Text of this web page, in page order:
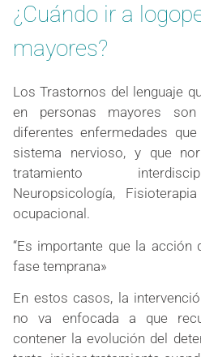
¿Cuándo ir a
mayores?
Los Trastornos del lenguaje
en personas mayores
diferentes enfermedades
sistema nervioso, y que
tratamiento
Neuropsicología,
ocupacional.
“Es importante que la acción
fase temprana»
En estos casos, la
no va enfocada a que
contener la evolución del